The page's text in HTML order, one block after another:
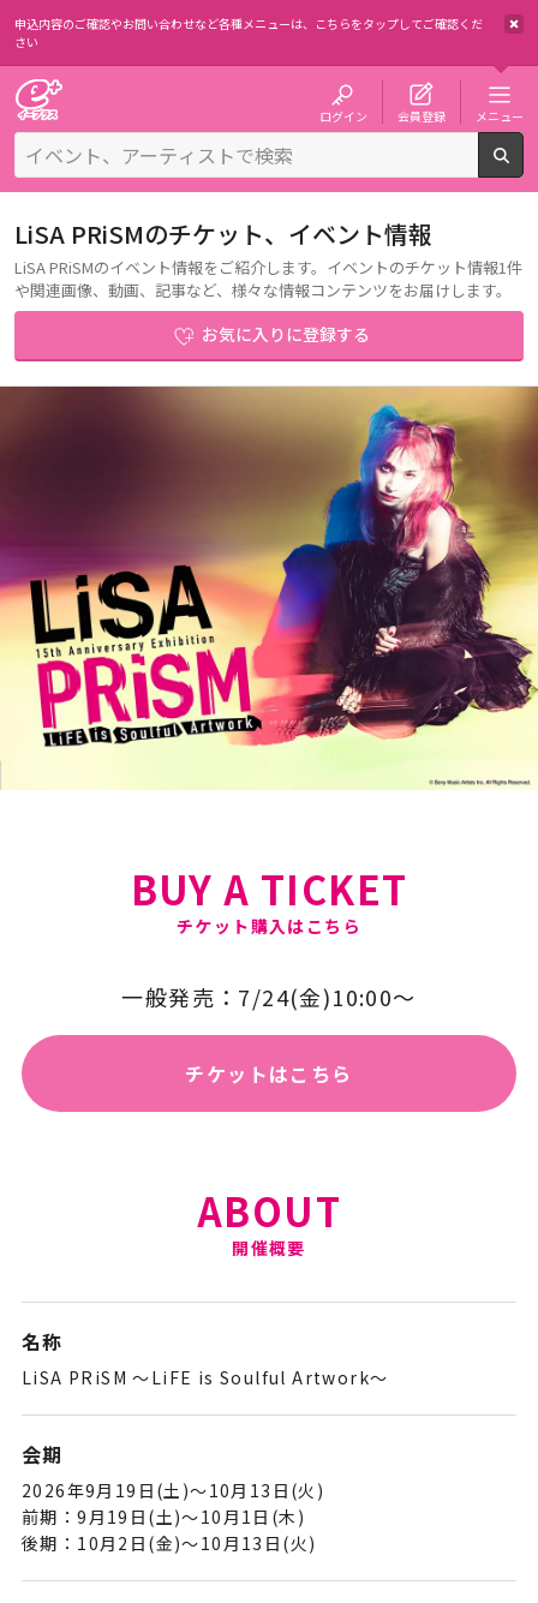
申込内容のご確認やお問い合わせなど各種メニューは、 こちらをタップしてご確認くだ
さい
ログイン 会員登録 メニュー
LiSA PRiSMのチケット、イベント情報
LiSA PRiSMのイベント情報をご紹介します。イベントのチケット情報1件
や関連画像、動画、記事など、様々な情報コンテンツをお届けします。
お気に入りに登録する
BUY A TICKET
一般発売：7/24(金)10:00〜
チケットはこちら
ABOUT
名称
LiSA PRiSM 〜LiFE is Soulful Artwork〜
会期
2026年9月19日(土)〜10月13日(火)
前期：9月19日(土)〜10月1日(木)
後期：10月2日(金)〜10月13日(火)